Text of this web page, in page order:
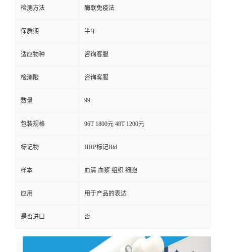
检测方法 酶联免疫法
保质期 半年
适应物种 咨询客服
检测限 咨询客服
数量 99
包装规格 96T 1800元 48T 1200元
标记物 HRP标记Bid
样本 血清 血浆 组织 细胞
应用 用于产品的表达
是否进口 否